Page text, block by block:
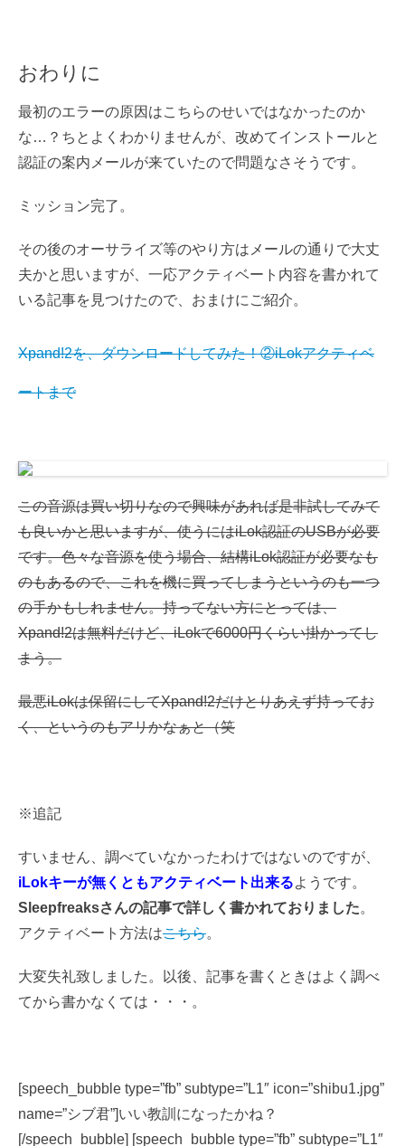
おわりに
最初のエラーの原因はこちらのせいではなかったのか
な…？ちとよくわかりませんが、改めてインストールと
認証の案内メールが来ていたので問題なさそうです。
ミッション完了。
その後のオーサライズ等のやり方はメールの通りで大丈
夫かと思いますが、一応アクティベート内容を書かれて
いる記事を見つけたので、おまけにご紹介。
Xpand!2を、ダウンロードしてみた！②iLokアクティベ
ートまで
この音源は買い切りなので興味があれば是非試してみて
も良いかと思いますが、使うにはiLok認証のUSBが必要
です。色々な音源を使う場合、結構iLok認証が必要なも
のもあるので、これを機に買ってしまうというのも一つ
の手かもしれません。持ってない方にとっては、
Xpand!2は無料だけど、iLokで6000円くらい掛かってし
まう。
最悪iLokは保留にしてXpand!2だけとりあえず持ってお
く、というのもアリかなぁと（笑
※追記
すいません、調べていなかったわけではないのですが、
iLokキーが無くともアクティベート出来るようです。
Sleepfreaksさんの記事で詳しく書かれておりました。
アクティベート方法はこちら。
大変失礼致しました。以後、記事を書くときはよく調べ
てから書かなくては・・・。
[speech_bubble type=”fb” subtype=”L1″ icon=”shibu1.jpg”
name=”シブ君”]いい教訓になったかね？
[/speech_bubble] [speech_bubble type=”fb” subtype=”L1″